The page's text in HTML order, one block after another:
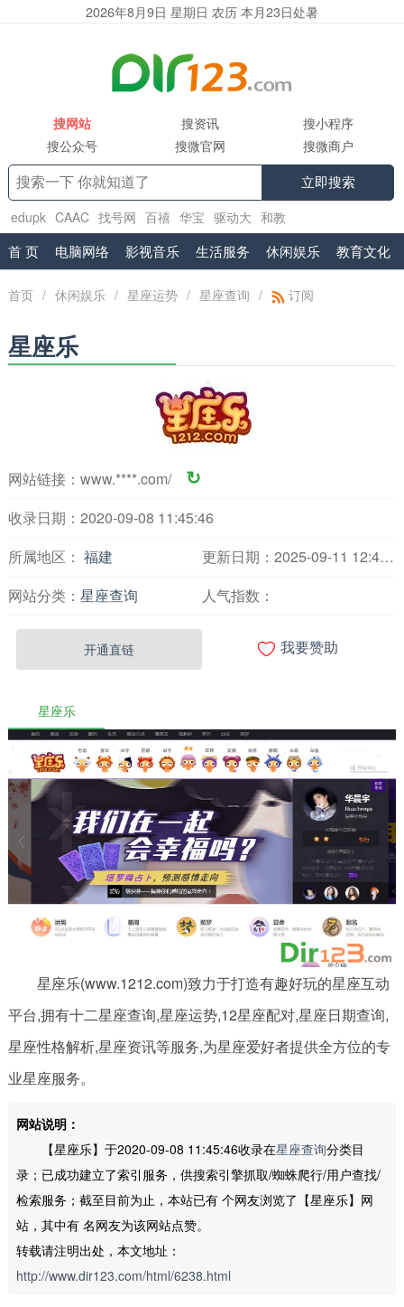
2026年8月9日 星期日 农历 本月23日处暑
搜网站 搜资讯
搜小程序
搜公众号
搜微官网 搜微商户
立即搜索
edupk CAAC 找号网 百禧 华宝 驱动大 和教
www.shuifa.cn 腾讯企业邮箱服务商
首 页 电脑网络 影视音乐 生活服务 休闲娱乐 教育文化
首页 / 休闲娱乐 / 星座运势 / 星座查询 / 订阅
星座乐
网站链接： www.****.com/ ↻
收录日期：2020-09-08 11:45:46
所属地区： 福建
更新日期：2025-09-11 12:49:16
网站分类： 星座查询 人气指数：
开通直链  我要赞助
星座乐
星座乐(www.1212.com)致力于打造有趣好玩的星座互动
平台,拥有十二星座查询,星座运势,12星座配对,星座日期查询,
星座性格解析,星座资讯等服务,为星座爱好者提供全方位的专
业星座服务。
网站说明：
【星座乐】于2020-09-08 11:45:46收录在星座查询分类目
录；已成功建立了索引服务，供搜索引擎抓取/蜘蛛爬行/用户查找/
检索服务；截至目前为止，本站已有 个网友浏览了【星座乐】网
站，其中有 名网友为该网站点赞。
转载请注明出处，本文地址：
http://www.dir123.com/html/6238.html